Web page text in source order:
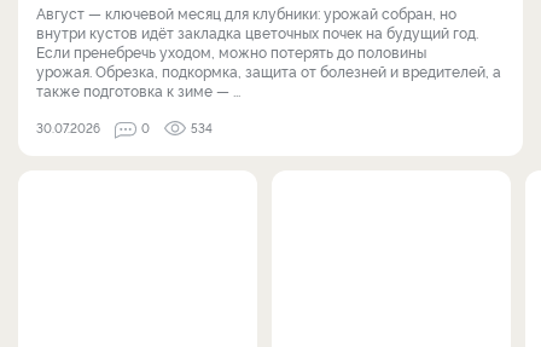
Август — ключевой месяц для клубники: урожай собран, но
внутри кустов идёт закладка цветочных почек на будущий год.
Если пренебречь уходом, можно потерять до половины
урожая. Обрезка, подкормка, защита от болезней и вредителей, а
также подготовка к зиме — ...
30.07.2026 0 534